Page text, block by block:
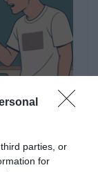
parties, or
for